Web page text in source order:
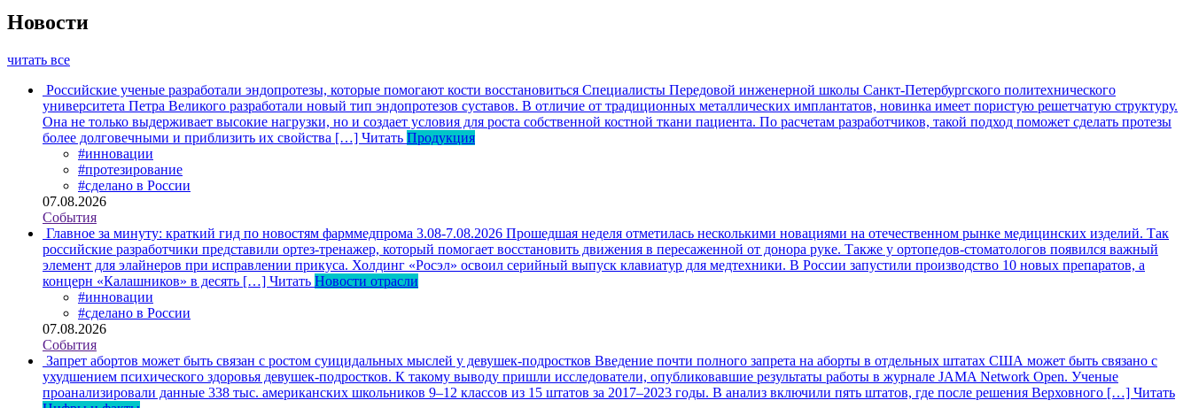
Новости
читать все
Российские ученые разработали эндопротезы, которые помогают кости восстановиться Специалисты Передовой инженерной школы Санкт-Петербургского политехнического
университета Петра Великого разработали новый тип эндопротезов суставов. В отличие от традиционных металлических имплантатов, новинка имеет пористую решетчатую структуру.
Она не только выдерживает высокие нагрузки, но и создает условия для роста собственной костной ткани пациента. По расчетам разработчиков, такой подход поможет сделать протезы
более долговечными и приблизить их свойства […] Читать Продукция
#инновации
#протезирование
#сделано в России
07.08.2026
События
Главное за минуту: краткий гид по новостям фарммедпрома 3.08-7.08.2026 Прошедшая неделя отметилась несколькими новациями на отечественном рынке медицинских изделий. Так
российские разработчики представили ортез-тренажер, который помогает восстановить движения в пересаженной от донора руке. Также у ортопедов-стоматологов появился важный
элемент для элайнеров при исправлении прикуса. Холдинг «Росэл» освоил серийный выпуск клавиатур для медтехники. В России запустили производство 10 новых препаратов, а
концерн «Калашников» в десять […] Читать Новости отрасли
#инновации
#сделано в России
07.08.2026
События
Запрет абортов может быть связан с ростом суицидальных мыслей у девушек-подростков Введение почти полного запрета на аборты в отдельных штатах США может быть связано с
ухудшением психического здоровья девушек-подростков. К такому выводу пришли исследователи, опубликовавшие результаты работы в журнале JAMA Network Open. Ученые
проанализировали данные 338 тыс. американских школьников 9–12 классов из 15 штатов за 2017–2023 годы. В анализ включили пять штатов, где после решения Верховного […] Читать